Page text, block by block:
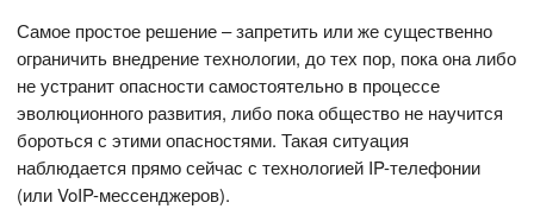
Самое простое решение – запретить или же существенно
ограничить внедрение технологии, до тех пор, пока она либо
не устранит опасности самостоятельно в процессе
эволюционного развития, либо пока общество не научится
бороться с этими опасностями. Такая ситуация
наблюдается прямо сейчас с технологией IP-телефонии
(или VoIP-мессенджеров).